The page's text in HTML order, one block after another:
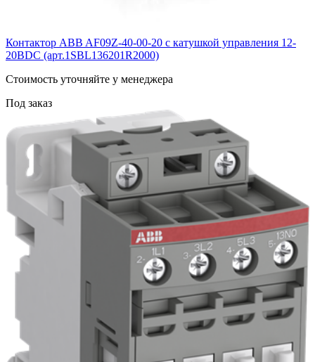
Контактор ABB AF09Z-40-00-20 с катушкой управления 12-
20BDC (арт.1SBL136201R2000)
Cтоимость уточняйте у менеджера
Под заказ